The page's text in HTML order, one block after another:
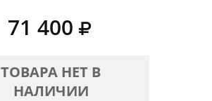
71 400
ТОВАРА НЕТ В
НАЛИЧИИ